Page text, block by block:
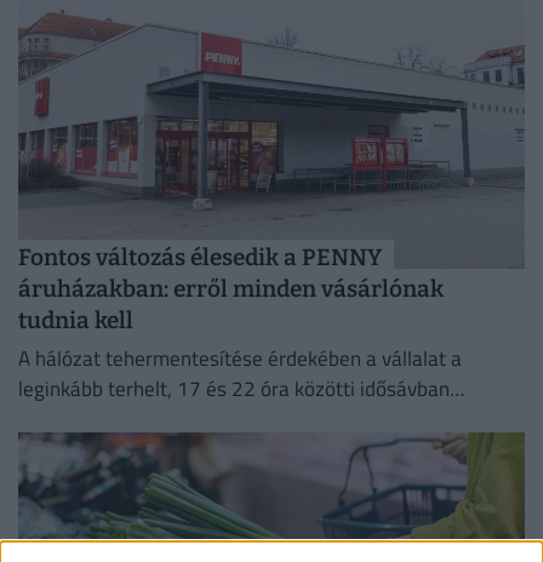
Fontos változás élesedik a PENNY
áruházakban: erről minden vásárlónak
tudnia kell
A hálózat tehermentesítése érdekében a vállalat a
leginkább terhelt, 17 és 22 óra közötti idősávban